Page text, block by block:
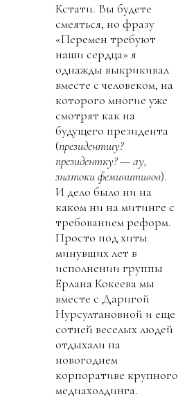
Кстати. Вы будете
смеяться, но фразу
«Перемен требуют
наши сердца» я
однажды выкрикивал
вместе с человеком, на
которого многие уже
смотрят как на
будущего президента
(президентшу?
президентку? — ау,
знатоки феминитивов).
И дело было ни на
каком ни на митинге с
требованием реформ.
Просто под хиты
минувших лет в
исполнении группы
Ерлана Кокеева мы
вместе с Даригой
Нурсултановной и еще
сотней веселых людей
отдыхали на
новогоднем
корпоративе крупного
медиахолдинга.